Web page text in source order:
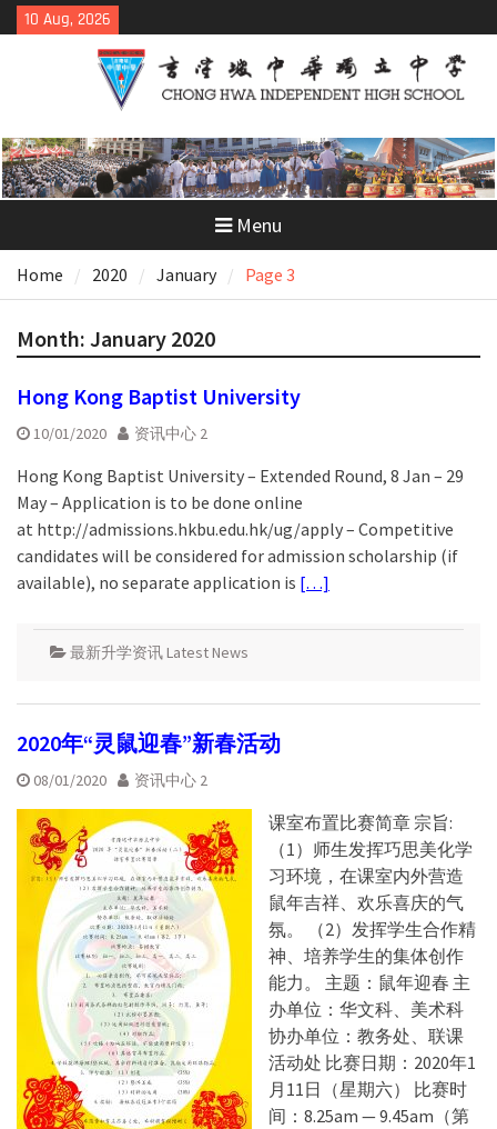
Skip
to
10 Aug, 2026
Menu
Home 2020 January Page 3
Month: January 2020
Hong Kong Baptist University
10/01/2020 资讯中心 2
Hong Kong Baptist University – Extended Round, 8 Jan – 29
May – Application is to be done online
at http://admissions.hkbu.edu.hk/ug/apply – Competitive
candidates will be considered for admission scholarship (if
available), no separate application is […]
最新升学资讯 Latest News
2020年“灵鼠迎春”新春活动
08/01/2020 资讯中心 2
课室布置比赛简章 宗旨:
（1）师生发挥巧思美化学
习环境，在课室内外营造
鼠年吉祥、欢乐喜庆的气
氛。 （2）发挥学生合作精
神、培养学生的集体创作
能力。 主题：鼠年迎春 主
办单位：华文科、美术科
协办单位：教务处、联课
活动处 比赛日期：2020年1
月11日（星期六） 比赛时
间：8.25am — 9.45am（第